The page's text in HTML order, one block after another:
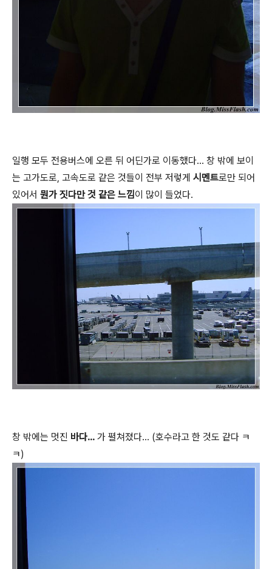
일행 모두 전용버스에 오른 뒤 어딘가로 이동했다... 창 밖에 보이
는 고가도로, 고속도로 같은 것들이 전부 저렇게 시멘트로만 되어
있어서 뭔가 짓다만 것 같은 느낌 이 많이 들었다.
창 밖에는 멋진 바다... 가 펼쳐졌다... (호수라고 한 것도 같다 ㅋ
ㅋ)